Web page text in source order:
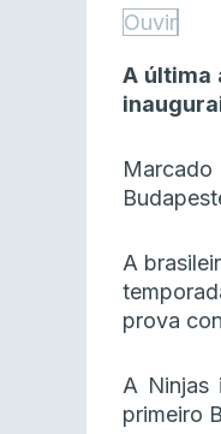
Ouvir
A última
A
prova
A Ninjas
primeiro